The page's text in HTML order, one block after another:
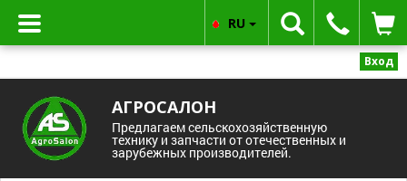
Вход
АГРОСАЛОН
Предлагаем сельскохозяйственную
технику и запчасти от отечественных и
зарубежных производителей.
RU